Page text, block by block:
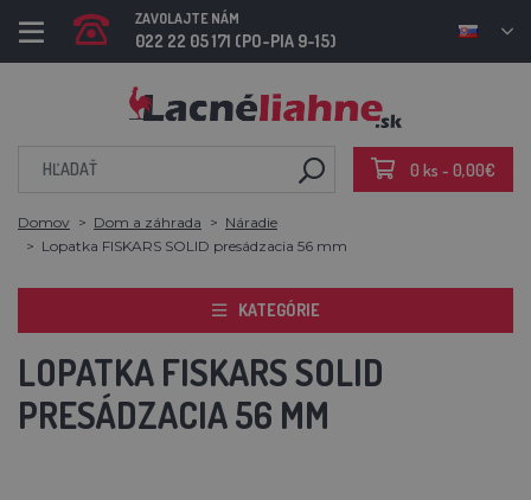
ZAVOLAJTE NÁM
022 22 05 171 (PO-PIA 9-15)
0 ks - 0,00€
Domov Dom a záhrada
Náradie
Lopatka FISKARS SOLID presádzacia 56 mm
KATEGÓRIE
LOPATKA FISKARS SOLID
PRESÁDZACIA 56 MM